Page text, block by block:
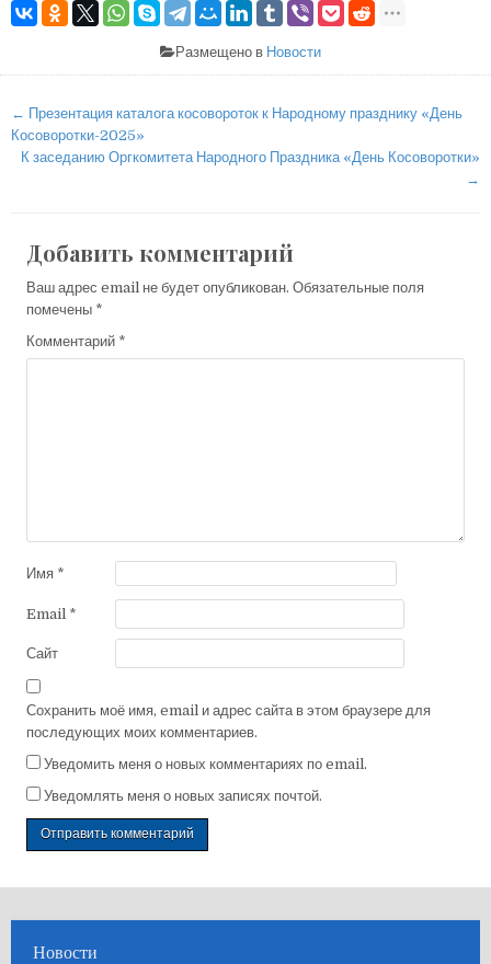
Размещено в Новости
Навигация
по
записям
← Презентация каталога косовороток к Народному празднику «День
Косоворотки-2025»
К заседанию Оргкомитета Народного Праздника «День Косоворотки»
→
Добавить комментарий
Ваш адрес email не будет опубликован. Обязательные поля
помечены *
Комментарий *
Имя *
Email *
Сайт
Сохранить моё имя, email и адрес сайта в этом браузере для
последующих моих комментариев.
Уведомить меня о новых комментариях по email.
Уведомлять меня о новых записях почтой.
Новости